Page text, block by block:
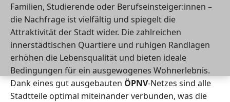
Familien, Studierende oder Berufseinsteiger:innen –
die Nachfrage ist vielfältig und spiegelt die
Attraktivität der Stadt wider. Die zahlreichen
innerstädtischen Quartiere und ruhigen Randlagen
erhöhen die Lebensqualität und bieten ideale
Bedingungen für ein ausgewogenes Wohnerlebnis.
Dank eines gut ausgebauten ÖPNV-Netzes sind alle
Stadtteile optimal miteinander verbunden, was die